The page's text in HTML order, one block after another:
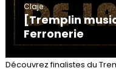
Claje
[Tremplin
Ferronerie
Découvrez finalistes du